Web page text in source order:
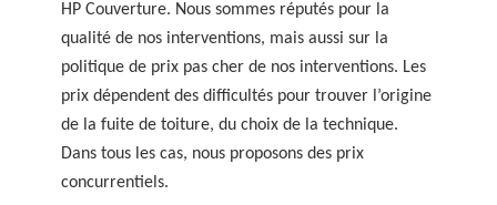
HP Couverture. Nous sommes réputés pour la
qualité de nos interventions, mais aussi sur la
politique de prix pas cher de nos interventions. Les
prix dépendent des difficultés pour trouver l’origine
de la fuite de toiture, du choix de la technique.
Dans tous les cas, nous proposons des prix
concurrentiels.